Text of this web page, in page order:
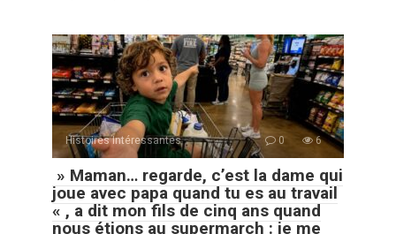
Histoires Intéressantes 0 6
» Maman… regarde, c’est la dame qui
joue avec papa quand tu es au travail
« , a dit mon fils de cinq ans quand
nous étions au supermarch : je me